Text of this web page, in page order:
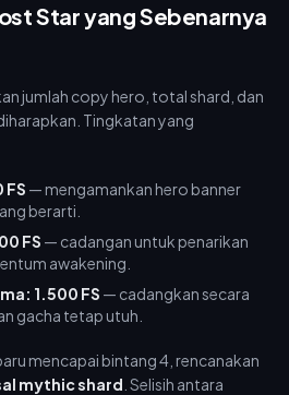
Star yang Sebenarnya
jumlah copy hero, total shard, dan
Tingkatan yang
— mengamankan hero banner
berarti.
FS — cadangan untuk penarikan
awakening.
1.500 FS — cadangkan secara
gacha tetap utuh.
mencapai bintang 4, rencanakan
mythic shard . Selisih antara